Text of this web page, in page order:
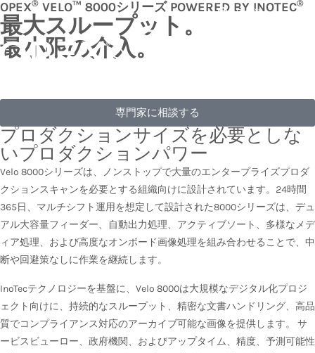
日本語
OPEX® VELO™ 8000シリーズ POWERED BY INOTEC®
最大スループット。
最小限の介入。
専門家に相談する
プロダクションサイズを必要としな
いプロダクションパワー
Velo 8000シリーズは、ノンストップで大量のエンタープライズプロダ
クションスキャンを必要とする組織向けに設計されています。24時間
365日、マルチシフト運用を想定して設計された8000シリーズは、デュ
アル大容量フィーダー、自動出力処理、アクティブソート、多様なメデ
ィア処理、および高度なオンボード画像処理を組み合わせることで、中
断や回避策なしに作業を継続します。
InoTecテクノロジーを基盤に、Velo 8000は大規模なデジタル化プロジ
ェクト向けに、持続的なスループット、精密な文書ハンドリング、高品
質でコンプライアンス対応のアーカイブ可能な画像を提供します。 サ
ービスビューロー、政府機関、およびアップタイム、精度、予測可能性